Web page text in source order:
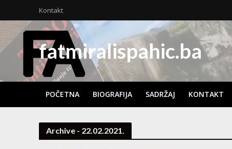
Kontakt
fatmiralispahic.ba
POČETNA BIOGRAFIJA SADRŽAJ KONTAKT
Archive - 22.02.2021.